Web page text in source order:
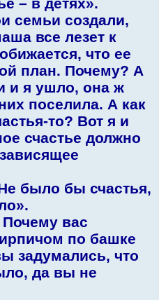
– в детях».
семьи создали,
все лезет к
что ее
план. Почему? А
и я ушло, она ж
поселила. А как
то? Вот я и
счастье должно
было бы счастья,
вас
по башке
задумались, что
да вы не